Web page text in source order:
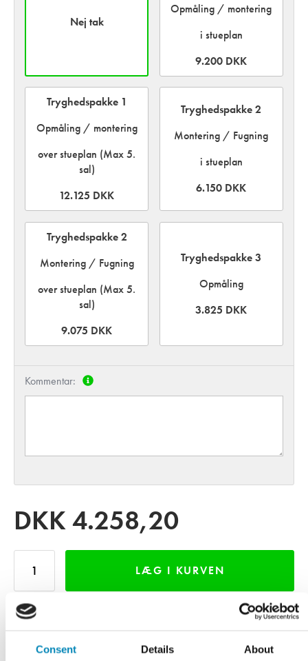
Consent Details About
Nej tak
Opmåling / montering
i stueplan
9.200 DKK
Tryghedspakke 1
Opmåling / montering
over stueplan (Max 5.
sal)
12.125 DKK
Tryghedspakke 2
Montering / Fugning
i stueplan
6.150 DKK
Tryghedspakke 2
Montering / Fugning
over stueplan (Max 5.
sal)
9.075 DKK
Tryghedspakke 3
Opmåling
3.825 DKK
Kommentar:
DKK4.258,20
LÆG I KURVEN